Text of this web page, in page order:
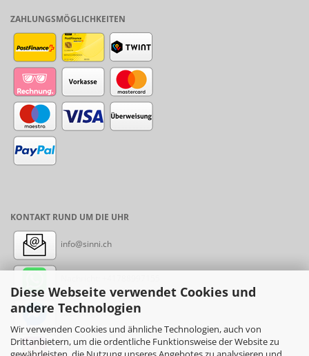
Diese Webseite verwendet Cookies und
andere Technologien
Wir verwenden Cookies und ähnliche Technologien, auch von
Drittanbietern, um die ordentliche Funktionsweise der Website zu
ZAHLUNGSMÖGLICHKEITEN
KONTAKT RUND UM DIE UHR
info@sinni.ch
Messenger: sinni.ch
Instagram: sinni_ch